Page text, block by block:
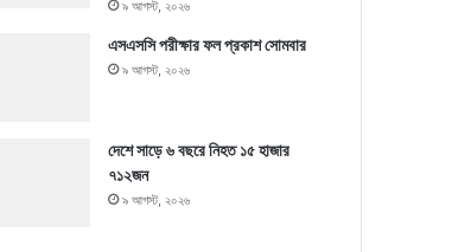
৯ আগস্ট, ২০২৬
এসএসসি পরীক্ষার ফল প্রকাশ সোমবার
৯ আগস্ট, ২০২৬
দেশে সাড়ে ৬ বছরে নিহত ১৫ হাজার
৭১২জন
৯ আগস্ট, ২০২৬